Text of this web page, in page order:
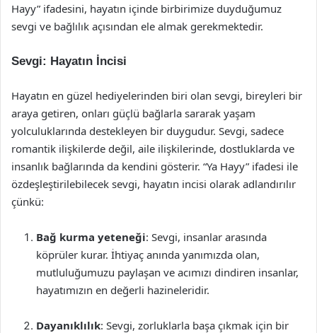
Hayy” ifadesini, hayatın içinde birbirimize duyduğumuz
sevgi ve bağlılık açısından ele almak gerekmektedir.
Sevgi: Hayatın İncisi
Hayatın en güzel hediyelerinden biri olan sevgi, bireyleri bir
araya getiren, onları güçlü bağlarla sararak yaşam
yolculuklarında destekleyen bir duygudur. Sevgi, sadece
romantik ilişkilerde değil, aile ilişkilerinde, dostluklarda ve
insanlık bağlarında da kendini gösterir. “Ya Hayy” ifadesi ile
özdeşleştirilebilecek sevgi, hayatın incisi olarak adlandırılır
çünkü:
Bağ kurma yeteneği: Sevgi, insanlar arasında
köprüler kurar. İhtiyaç anında yanımızda olan,
mutluluğumuzu paylaşan ve acımızı dindiren insanlar,
hayatımızın en değerli hazineleridir.
Dayanıklılık: Sevgi, zorluklarla başa çıkmak için bir